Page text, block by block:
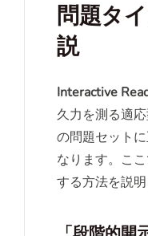
問題タ
説
Interactive
久力を測る適
の問題セット
なります。こ
する方法を説明